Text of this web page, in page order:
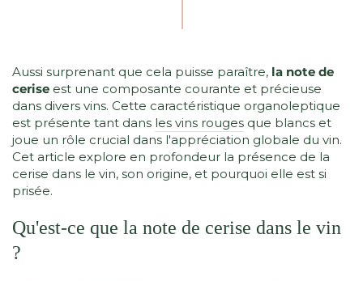
Aussi surprenant que cela puisse paraître, la note de
cerise est une composante courante et précieuse
dans divers vins. Cette caractéristique organoleptique
est présente tant dans les vins rouges que blancs et
joue un rôle crucial dans l'appréciation globale du vin.
Cet article explore en profondeur la présence de la
cerise dans le vin, son origine, et pourquoi elle est si
prisée.
Qu'est-ce que la note de cerise dans le vin
?